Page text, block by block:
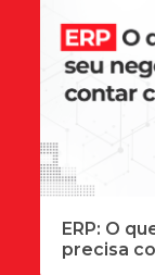
ERP: O
precisa